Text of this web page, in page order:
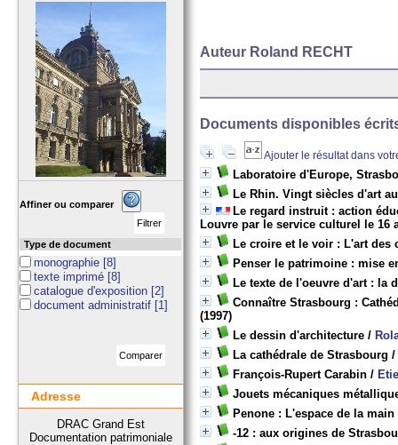
Auteur Roland RECHT
Documents disponibles
Ajouter le résultat dans
Laboratoire d'Europe,
Le Rhin. Vingt siècles d'art
Le regard instruit : action
Louvre par le service culturel le 16
Le croire et le voir : L'art des
Penser le patrimoine : mise
Le texte de l'oeuvre d'art : la
Connaître Strasbourg :
(1997)
Le dessin d'architecture /
La cathédrale de Strasbourg
François-Rupert Carabin /
Jouets mécaniques
Penone : L'espace de la main
-12 : aux origines de
Affiner ou comparer
Type de document
monographie [8]
texte imprimé [8]
catalogue d'exposition [2]
document administratif [1]
Adresse
DRAC Grand Est
Documentation patrimoniale